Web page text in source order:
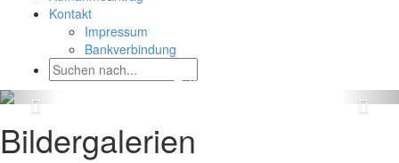
Kontakt
Impressum
Bankverbindung
Bildergalerien